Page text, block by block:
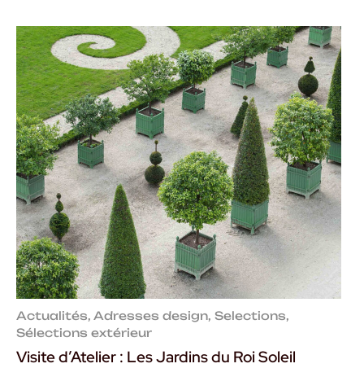
Actualités, Adresses design, Selections,
Sélections extérieur
Visite d’Atelier : Les Jardins du Roi Soleil